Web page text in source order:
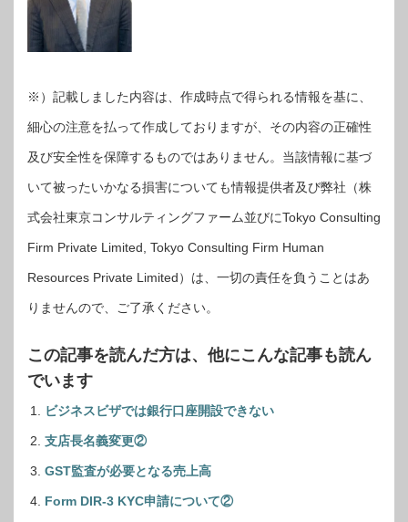
※）記載しました内容は、作成時点で得られる情報を基に、
細心の注意を払って作成しておりますが、その内容の正確性
及び安全性を保障するものではありません。当該情報に基づ
いて被ったいかなる損害についても情報提供者及び弊社（株
式会社東京コンサルティングファーム並びにTokyo Consulting
Firm Private Limited, Tokyo Consulting Firm Human
Resources Private Limited）は、一切の責任を負うことはあ
りませんので、ご了承ください。
この記事を読んだ方は、他にこんな記事も読ん
でいます
ビジネスビザでは銀行口座開設できない
支店長名義変更②
GST監査が必要となる売上高
Form DIR-3 KYC申請について②